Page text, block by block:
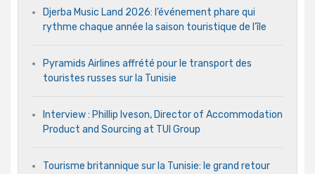
Djerba Music Land 2026: l’événement phare qui
rythme chaque année la saison touristique de l’île
Pyramids Airlines affrété pour le transport des
touristes russes sur la Tunisie
Interview : Phillip Iveson, Director of Accommodation
Product and Sourcing at TUI Group
Tourisme britannique sur la Tunisie: le grand retour